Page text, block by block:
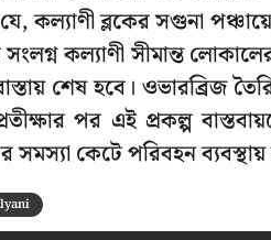
কল্যাণী ব্লকের সগুনা
কল্যাণী সীমান্ত
শেষ হবে। ওভারব্রিজ
প্রতীক্ষার পর এই প্রকল্প
সমস্যা কেটে পরিবহন